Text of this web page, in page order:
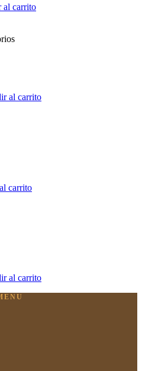
al carrito
al carrito
carrito
al carrito